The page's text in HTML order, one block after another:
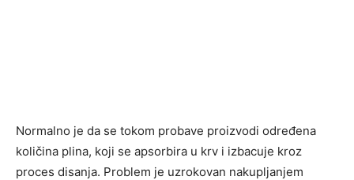
Normalno je da se tokom probave proizvodi određena
količina plina, koji se apsorbira u krv i izbacuje kroz
proces disanja. Problem je uzrokovan nakupljanjem